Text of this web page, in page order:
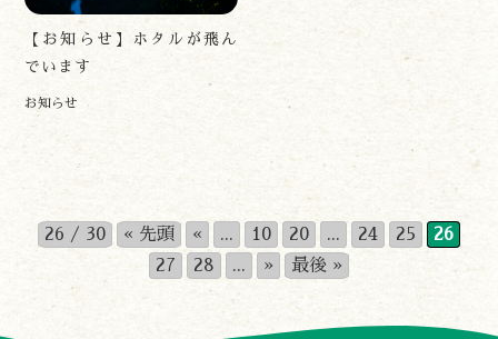
【お知らせ】ホタルが飛ん
でいます
お知らせ
26 / 30 « 先頭 « ... 10 20 ... 24 25
26
27
28 ... » 最後 »